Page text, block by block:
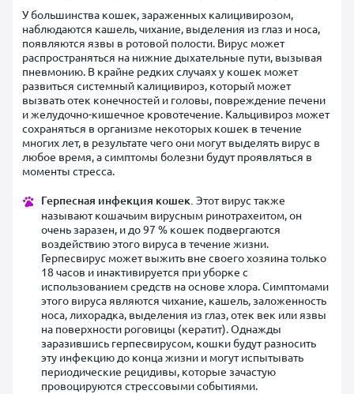
У большинства кошек, зараженных калицивирозом,
наблюдаются кашель, чихание, выделения из глаз и носа,
появляются язвы в ротовой полости. Вирус может
распространяться на нижние дыхательные пути, вызывая
пневмонию. В крайне редких случаях у кошек может
развиться системный калицивироз, который может
вызвать отек конечностей и головы, повреждение печени
и желудочно-кишечное кровотечение. Кальцивироз может
сохраняться в организме некоторых кошек в течение
многих лет, в результате чего они могут выделять вирус в
любое время, а симптомы болезни будут проявляться в
моменты стресса.
Герпесная инфекция кошек. Этот вирус также
называют кошачьим вирусным ринотрахеитом, он
очень заразен, и до 97 % кошек подвергаются
воздействию этого вируса в течение жизни.
Герпесвирус может выжить вне своего хозяина только
18 часов и инактивируется при уборке с
использованием средств на основе хлора. Симптомами
этого вируса являются чихание, кашель, заложенность
носа, лихорадка, выделения из глаз, отек век или язвы
на поверхности роговицы (кератит). Однажды
заразившись герпесвирусом, кошки будут разносить
эту инфекцию до конца жизни и могут испытывать
периодические рецидивы, которые зачастую
провоцируются стрессовыми событиями.